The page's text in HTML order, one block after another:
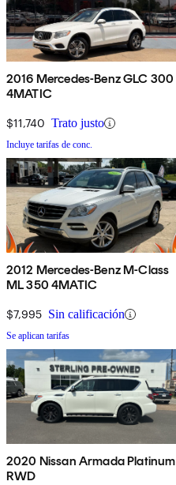
2016 Mercedes-Benz GLC 300
4MATIC
$11,740 Trato justo
Incluye tarifas de conc.
2012 Mercedes-Benz M-Class
ML 350 4MATIC
$7,995 Sin calificación
Se aplican tarifas
2020 Nissan Armada Platinum
RWD